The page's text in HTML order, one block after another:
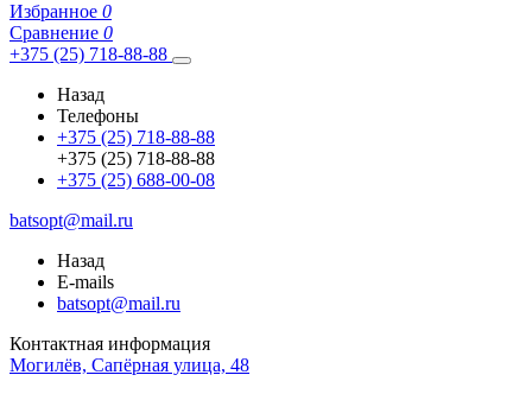
Избранное 0
Сравнение 0
+375 (25) 718-88-88
Назад
Телефоны
+375 (25) 718-88-88
+375 (25) 718-88-88
+375 (25) 688-00-08
batsopt@mail.ru
Назад
E-mails
batsopt@mail.ru
Контактная информация
Могилёв, Сапёрная улица, 48